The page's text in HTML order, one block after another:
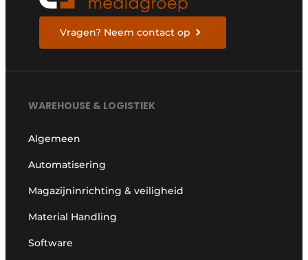
Vragen? Neem contact op
WAREHOUSE & LOGISTIEK
Algemeen
Automatisering
Magazijninrichting & veiligheid
Material Handling
Software